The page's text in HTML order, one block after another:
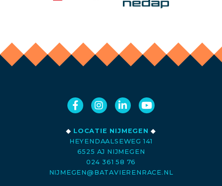
◆ LOCATIE NIJMEGEN ◆
HEYENDAALSEWEG 141
6525 AJ NIJMEGEN
024 361 58 76
NIJMEGEN@BATAVIERENRACE.NL